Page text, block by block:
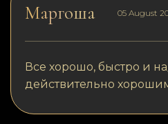
Маргоша 05 August
Все хорошо, быстро и
действительно